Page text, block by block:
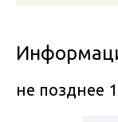
не позднее